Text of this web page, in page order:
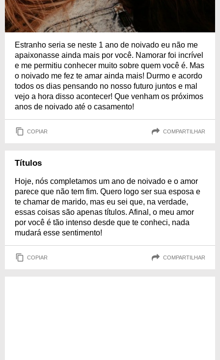
Estranho seria se neste 1 ano de noivado eu não me
apaixonasse ainda mais por você. Namorar foi incrível
e me permitiu conhecer muito sobre quem você é. Mas
o noivado me fez te amar ainda mais! Durmo e acordo
todos os dias pensando no nosso futuro juntos e mal
vejo a hora disso acontecer! Que venham os próximos
anos de noivado até o casamento!
COPIAR COMPARTILHAR
Títulos
Hoje, nós completamos um ano de noivado e o amor
parece que não tem fim. Quero logo ser sua esposa e
te chamar de marido, mas eu sei que, na verdade,
essas coisas são apenas títulos. Afinal, o meu amor
por você é tão intenso desde que te conheci, nada
mudará esse sentimento!
COPIAR COMPARTILHAR